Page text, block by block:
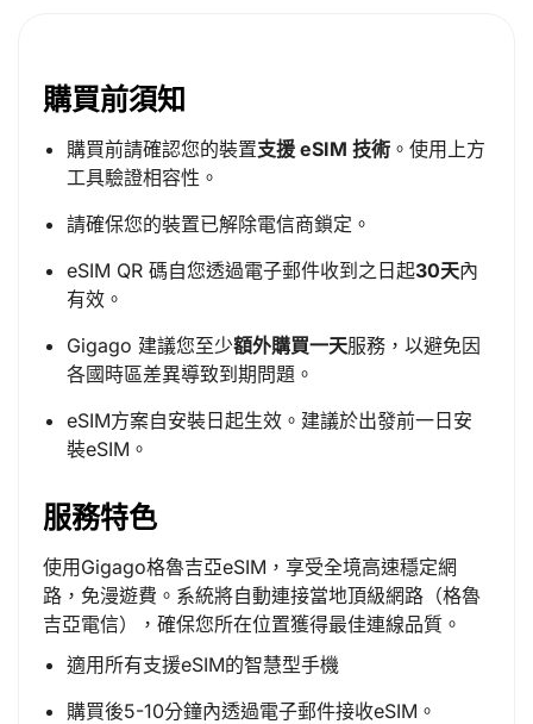
購買前須知
購買前請確認您的裝置支援 eSIM 技術 。使用上方
工具驗證相容性。
請確保您的裝置已解除電信商鎖定。
eSIM QR 碼自您透過電子郵件收到之日起30天內
有效。
Gigago 建議您至少額外購買一天服務，以避免因
各國時區差異導致到期問題。
eSIM方案自安裝日起生效。建議於出發前一日安
裝eSIM。
服務特色
使用Gigago格魯吉亞eSIM，享受全境高速穩定網
路，免漫遊費。系統將自動連接當地頂級網路（格魯
吉亞電信），確保您所在位置獲得最佳連線品質。
適用所有支援eSIM的智慧型手機
購買後5-10分鐘內透過電子郵件接收eSIM。